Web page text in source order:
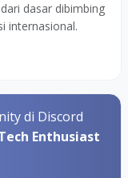
dasar dibimbing
internasional.
di Discord
Enthusiast